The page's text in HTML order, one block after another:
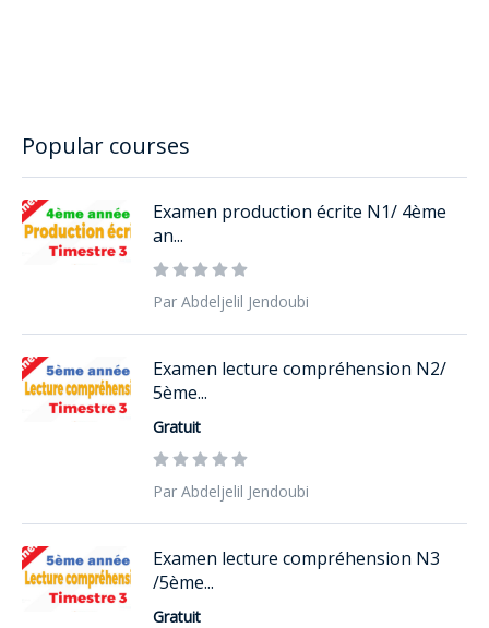
Popular courses
Examen production écrite N1/ 4ème
an...
Par Abdeljelil Jendoubi
Examen lecture compréhension N2/
5ème...
Gratuit
Par Abdeljelil Jendoubi
Examen lecture compréhension N3
/5ème...
Gratuit